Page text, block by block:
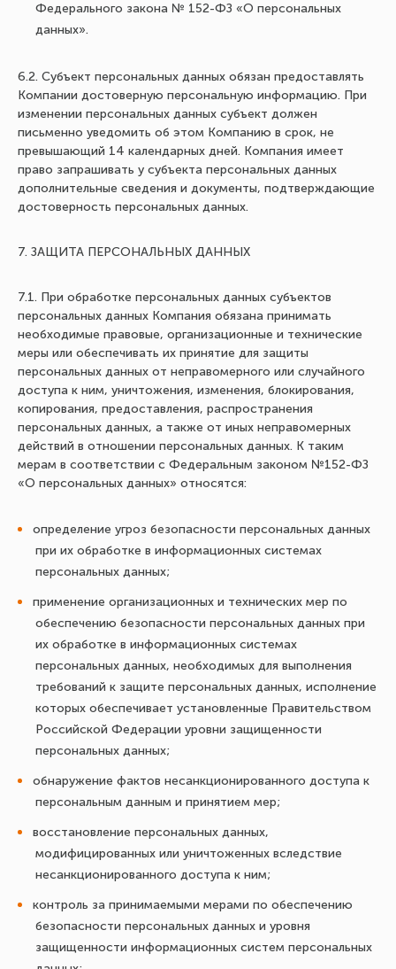
Федерального закона № 152-ФЗ «О персональных
данных».
6.2. Субъект персональных данных обязан предоставлять
Компании достоверную персональную информацию. При
изменении персональных данных субъект должен
письменно уведомить об этом Компанию в срок, не
превышающий 14 календарных дней. Компания имеет
право запрашивать у субъекта персональных данных
дополнительные сведения и документы, подтверждающие
достоверность персональных данных.
7. ЗАЩИТА ПЕРСОНАЛЬНЫХ ДАННЫХ
7.1. При обработке персональных данных субъектов
персональных данных Компания обязана принимать
необходимые правовые, организационные и технические
меры или обеспечивать их принятие для защиты
персональных данных от неправомерного или случайного
доступа к ним, уничтожения, изменения, блокирования,
копирования, предоставления, распространения
персональных данных, а также от иных неправомерных
действий в отношении персональных данных. К таким
мерам в соответствии с Федеральным законом №152-ФЗ
«О персональных данных» относятся:
определение угроз безопасности персональных данных
при их обработке в информационных системах
персональных данных;
применение организационных и технических мер по
обеспечению безопасности персональных данных при
их обработке в информационных системах
персональных данных, необходимых для выполнения
требований к защите персональных данных, исполнение
которых обеспечивает установленные Правительством
Российской Федерации уровни защищенности
персональных данных;
обнаружение фактов несанкционированного доступа к
персональным данным и принятием мер;
восстановление персональных данных,
модифицированных или уничтоженных вследствие
несанкционированного доступа к ним;
контроль за принимаемыми мерами по обеспечению
безопасности персональных данных и уровня
защищенности информационных систем персональных